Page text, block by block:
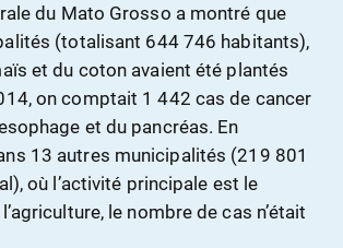
du Mato Grosso a montré que
(totalisant 644 746 habitants),
et du coton avaient été plantés
on comptait 1 442 cas de cancer
et du pancréas. En
13 autres municipalités (219 801
où l’activité principale est le
le nombre de cas n’était